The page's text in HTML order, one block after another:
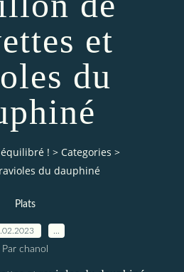
et
du
! > Categories >
du dauphiné
Plats
Par chanol